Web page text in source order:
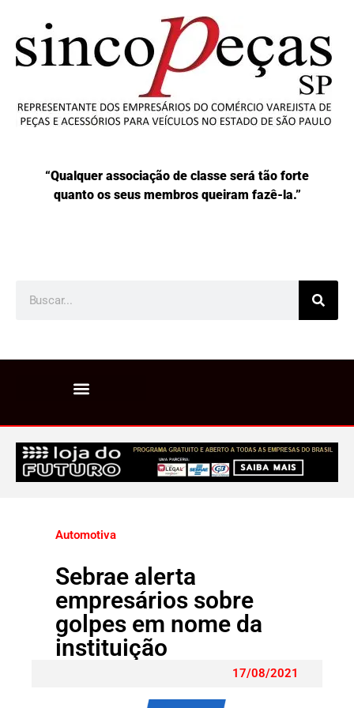
“Qualquer associação de classe será tão forte
quanto os seus membros queiram fazê-la.”
Automotiva
Sebrae alerta
empresários sobre
golpes em nome da
instituição
17/08/2021